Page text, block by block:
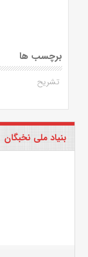
برچسب ها
تشریح
بنیاد ملی نخبگان